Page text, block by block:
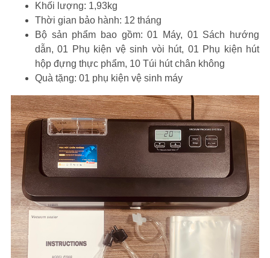
Khối lượng: 1,93kg
Thời gian bảo hành: 12 tháng
Bộ sản phẩm bao gồm: 01 Máy, 01 Sách hướng
dẫn, 01 Phụ kiện vệ sinh vòi hút, 01 Phụ kiện hút
hộp đựng thực phẩm, 10 Túi hút chân không
Quà tặng: 01 phụ kiện vệ sinh máy